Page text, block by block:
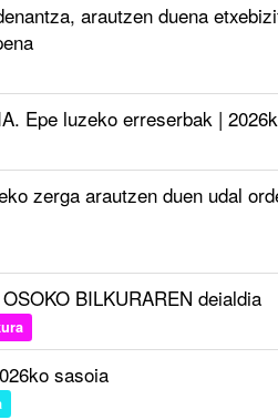
arautzen duena
Epe luzeko erreserbak |
zerga arautzen duen udal
BILKURAREN deialdia
sasoia